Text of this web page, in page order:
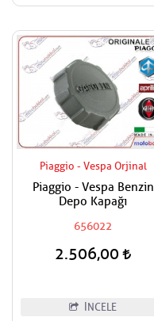
Piaggio - Vespa Orjinal
Piaggio - Vespa Benzin
Depo Kapağı
656022
2.506,00
İNCELE